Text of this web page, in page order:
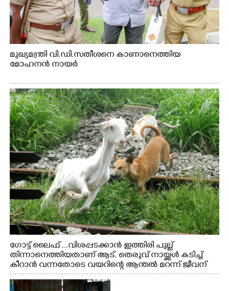
മുഖ്യമന്ത്രി വി.ഡി.സതീശനെ കാണാനെത്തിയ
മോഹനൻ നായർ
ഗോട്ട് ലൈഫ് ...വിശപ്പടക്കാൻ ഇത്തിരി പുല്ല്
തിന്നാനെത്തിയതാണ് ആട്. തെരുവ് നായ്ക്കൾ കടിച്ച്
കീറാൻ വന്നതോടെ വയറിന്റെ ആന്തൽ മറന്ന് ജീവന്
വേണ്ടിയായി ഓട്ടം. എറണാകുളം വാത്തുരുത്തിയിൽ
നിന്നുള്ള കാഴ്ച